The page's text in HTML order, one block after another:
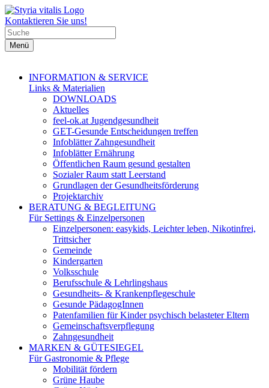
Kontaktieren Sie uns!
Menü
INFORMATION & SERVICE
Links & Materialien
DOWNLOADS
Aktuelles
feel-ok.at Jugendgesundheit
GET-Gesunde Entscheidungen treffen
Infoblätter Zahngesundheit
Infoblätter Ernährung
Öffentlichen Raum gesund gestalten
Sozialer Raum statt Leerstand
Grundlagen der Gesundheitsförderung
Projektarchiv
BERATUNG & BEGLEITUNG
Für Settings & Einzelpersonen
Einzelpersonen: easykids, Leichter leben, Nikotinfrei,
Trittsicher
Gemeinde
Kindergarten
Volksschule
Berufsschule & Lehrlingshaus
Gesundheits- & Krankenpflegeschule
Gesunde PädagogInnen
Patenfamilien für Kinder psychisch belasteter Eltern
Gemeinschaftsverpflegung
Zahngesundheit
MARKEN & GÜTESIEGEL
Für Gastronomie & Pflege
Mobilität fördern
Grüne Haube